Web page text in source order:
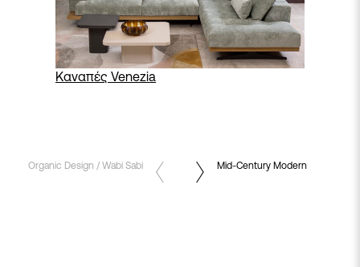
Καναπές Venezia
Organic Design / Wabi Sabi Mid-Century Modern